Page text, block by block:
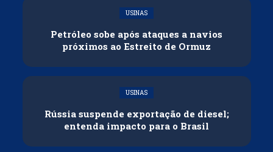
USINAS
Petróleo sobe após ataques a navios
próximos ao Estreito de Ormuz
USINAS
Rússia suspende exportação de diesel;
entenda impacto para o Brasil